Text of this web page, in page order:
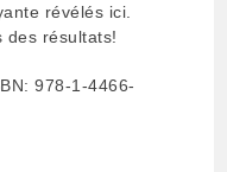
révélés ici.
des résultats!
978-1-4466-